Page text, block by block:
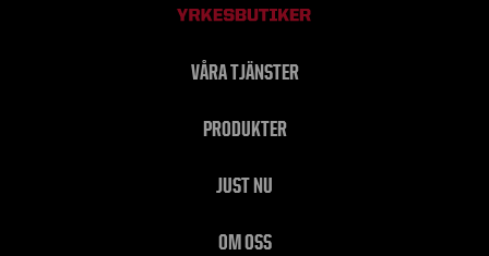
VÅRA TJÄNSTER
PRODUKTER
JUST NU
OM OSS